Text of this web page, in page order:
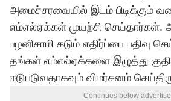
அமைச்சரவையில் இடம் பிடிக்கும்
எம்எல்ஏக்கள் முயற்சி செய்தார்கள்.
பழனிசாமி கடும் எதிர்ப்பை பதிவு
தங்கள் எம்எல்ஏக்களை இழுத்து
ஈடுபடுவதாகவும் விமர்சனம்
Continues below